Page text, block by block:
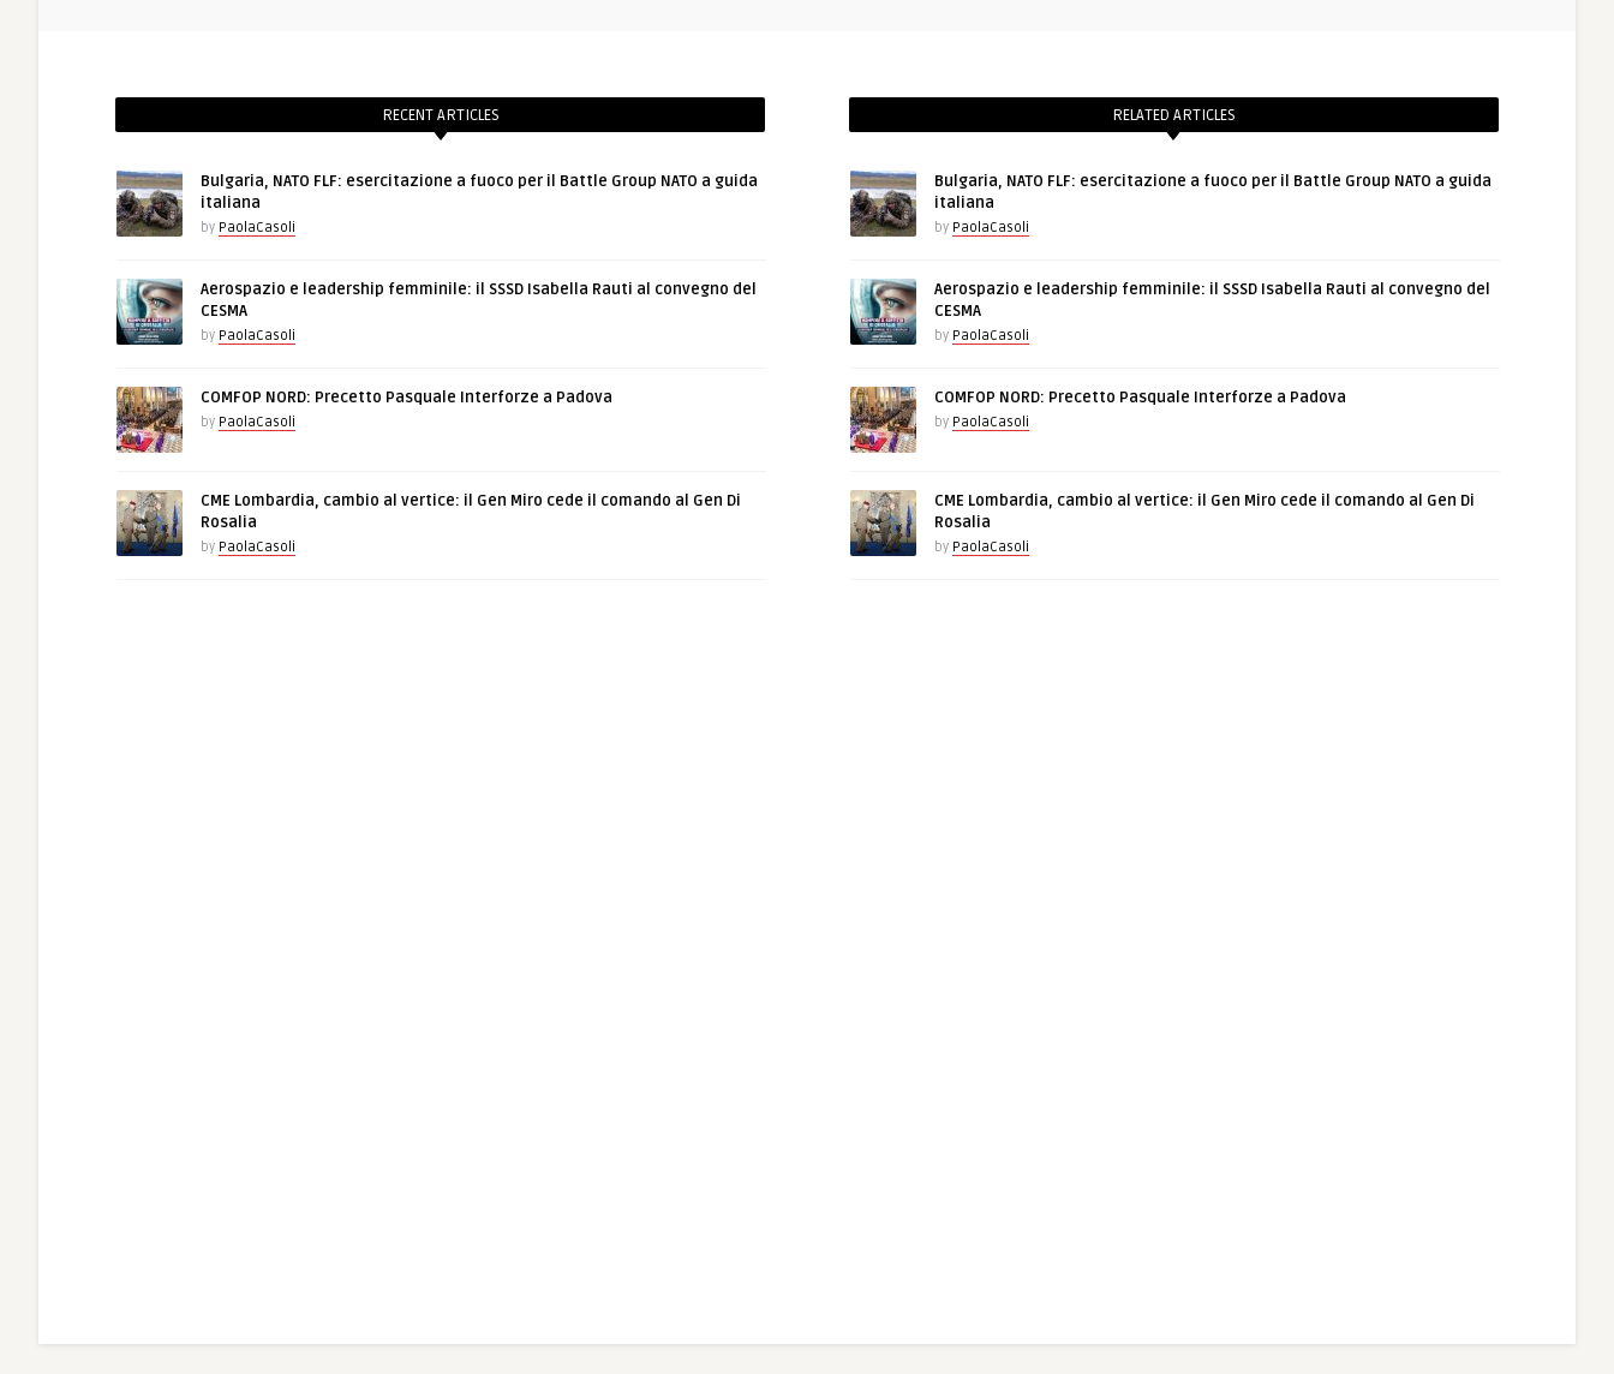
RECENT ARTICLES
Bulgaria, NATO FLF: esercitazione a fuoco per il Battle Group NATO a guida
italiana
by PaolaCasoli
Aerospazio e leadership femminile: il SSSD Isabella Rauti al convegno del
CESMA
by PaolaCasoli
COMFOP NORD: Precetto Pasquale Interforze a Padova
by PaolaCasoli
CME Lombardia, cambio al vertice: il Gen Miro cede il comando al Gen Di
Rosalia
by PaolaCasoli
RELATED ARTICLES
Bulgaria, NATO FLF: esercitazione a fuoco per il Battle Group NATO a guida
italiana
by PaolaCasoli
Aerospazio e leadership femminile: il SSSD Isabella Rauti al convegno del
CESMA
by PaolaCasoli
COMFOP NORD: Precetto Pasquale Interforze a Padova
by PaolaCasoli
CME Lombardia, cambio al vertice: il Gen Miro cede il comando al Gen Di
Rosalia
by PaolaCasoli